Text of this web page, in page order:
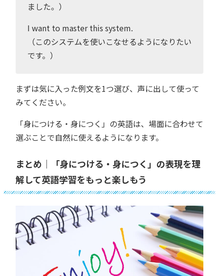
ました。）
I want to master this system.
（このシステムを使いこなせるようになりたい
です。）
まずは気に入った例文を1つ選び、声に出して使って
みてください。
「身につける・身につく」の英語は、場面に合わせて
選ぶことで自然に使えるようになります。
まとめ｜「身につける・身につく」の表現を理
解して英語学習をもっと楽しもう